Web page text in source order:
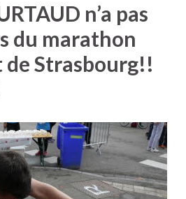
n’a pas
du marathon
Strasbourg!!